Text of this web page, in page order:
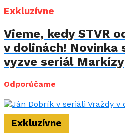
Exkluzívne
Vieme, kedy STVR
v dolinách! Novinka
vyzve seriál Markízy
Odporúčame
Exkluzívne